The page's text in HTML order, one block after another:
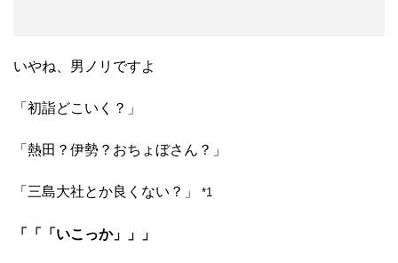
いやね、男ノリですよ
「初詣どこいく？」
「熱田？伊勢？おちょぼさん？」
「三島大社とか良くない？」 *1
「「「いこっか」」」